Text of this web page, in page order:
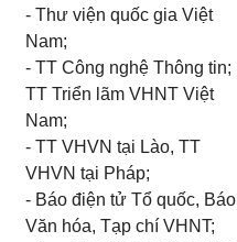
- Thư viện quốc gia Việt
Nam;
- TT Công nghệ Thông tin;
TT Triển lãm VHNT Việt
Nam;
- TT VHVN tại Lào, TT
VHVN tại Pháp;
- Báo điện tử Tổ quốc, Báo
Văn hóa, Tạp chí VHNT;